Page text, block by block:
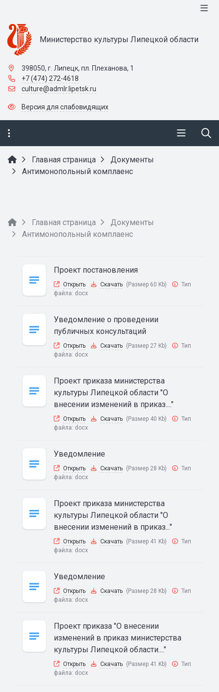
Министерство культуры Липецкой области
398050, г. Липецк, пл. Плеханова, 1
+7 (474) 272-4618
culture@admlr.lipetsk.ru
Версия для слабовидящих
Главная страница
Документы
Антимонопольный комплаенс
Главная страница
Документы
Антимонопольный комплаенс
Проект постановления
Открыть Скачать (Размер 60 Kb)
Тип
файла: docx
Уведомление о проведении
публичных консультаций
Открыть Скачать (Размер 27 Kb)
Тип
файла: docx
Проект приказа министерства
культуры Липецкой области "О
внесении изменений в приказ...."
Открыть Скачать (Размер 40 Kb)
Тип
файла: docx
Уведомление
Открыть Скачать (Размер 28 Kb)
Тип
файла: docx
Проект приказа министерства
культуры Липецкой области "О
внесении изменений в приказ..."
Открыть Скачать (Размер 41 Kb)
Тип
файла: docx
Уведомление
Открыть Скачать (Размер 28 Kb)
Тип
файла: docx
Проект приказа "О внесении
изменений в приказ министерства
культуры Липецкой области...."
Открыть Скачать (Размер 41 Kb)
Тип
файла: docx